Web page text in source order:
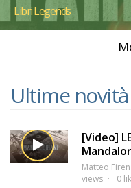
Libri Legends
Ultime novità
[Video]
Matteo
views
0